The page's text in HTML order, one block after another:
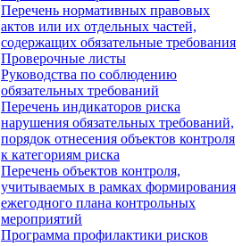
Перечень нормативных правовых
актов или их отдельных частей,
содержащих обязательные требования
Проверочные листы
Руководства по соблюдению
обязательных требований
Перечень индикаторов риска
нарушения обязательных требований,
порядок отнесения объектов контроля
к категориям риска
Перечень объектов контроля,
учитываемых в рамках формирования
ежегодного плана контрольных
мероприятий
Программа профилактики рисков